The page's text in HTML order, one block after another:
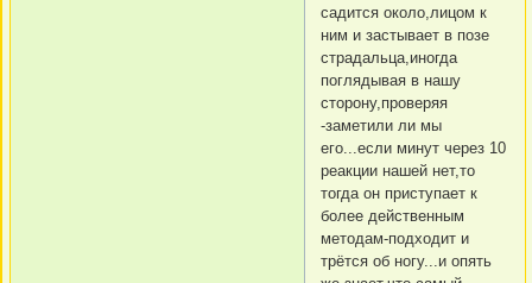
садится около,лицом к
ним и застывает в позе
страдальца,иногда
поглядывая в нашу
сторону,проверяя
-заметили ли мы
его...если минут через 10
реакции нашей нет,то
тогда он приступает к
более действенным
методам-подходит и
трётся об ногу...и опять